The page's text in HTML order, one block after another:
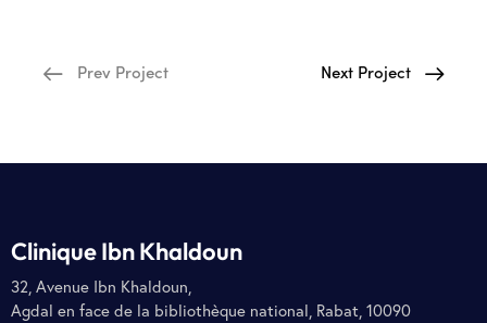
Prev Project Next Project
Clinique Ibn Khaldoun
32, Avenue Ibn Khaldoun,
Agdal en face de la bibliothèque national, Rabat, 10090